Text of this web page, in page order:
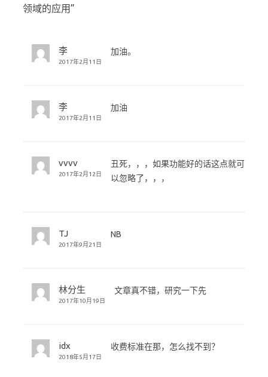
领域的应用”
李
2017年2月11日
加油。
李
2017年2月11日
加油
vvvv
2017年2月12日
丑死，，，如果功能好的话这点就可
以忽略了，，，
TJ
2017年9月21日
NB
林分生
2017年10月19日
文章真不错，研究一下先
idx
2018年5月17日
收费标准在那，怎么找不到？